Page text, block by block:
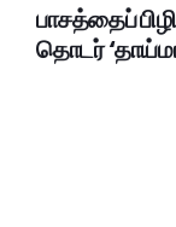
பாசத்தைப்
தொடர்